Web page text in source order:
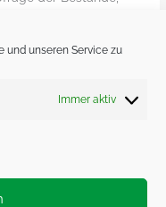
und unseren Service zu
Immer aktiv
€ 8,90)
Bankkonto